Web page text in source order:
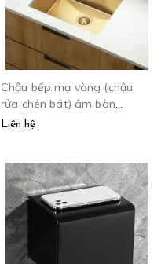
Chậu bếp mạ vàng (chậu
rửa chén bát) âm bàn
SUS4560
Liên hệ